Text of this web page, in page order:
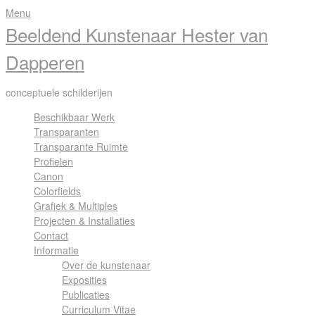
Skip
to
content
Menu
Beeldend Kunstenaar Hester van
Dapperen
conceptuele schilderijen
Beschikbaar Werk
Transparanten
Transparante Ruimte
Profielen
Canon
Colorfields
Grafiek & Multiples
Projecten & Installaties
Contact
Informatie
Over de kunstenaar
Exposities
Publicaties
Curriculum Vitae